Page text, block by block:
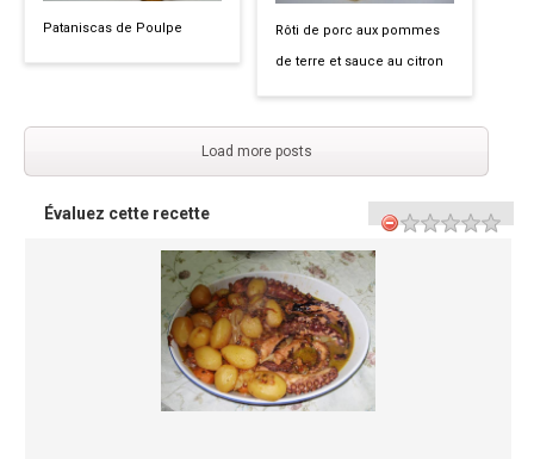
Pataniscas de Poulpe
Rôti de porc aux pommes
de terre et sauce au citron
Load more posts
Évaluez cette recette